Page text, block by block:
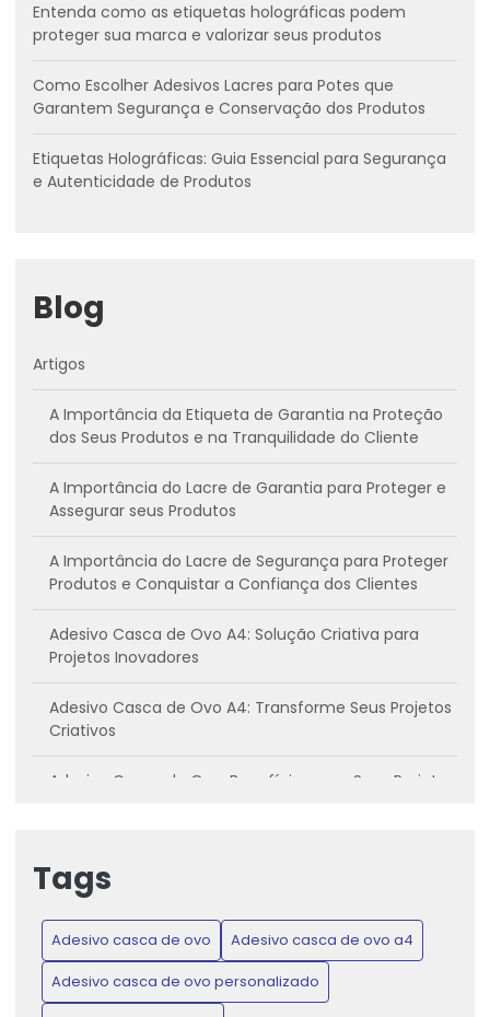
Entenda como as etiquetas holográficas podem
proteger sua marca e valorizar seus produtos
Como Escolher Adesivos Lacres para Potes que
Garantem Segurança e Conservação dos Produtos
Etiquetas Holográficas: Guia Essencial para Segurança
e Autenticidade de Produtos
Blog
Artigos
A Importância da Etiqueta de Garantia na Proteção
dos Seus Produtos e na Tranquilidade do Cliente
A Importância do Lacre de Garantia para Proteger e
Assegurar seus Produtos
A Importância do Lacre de Segurança para Proteger
Produtos e Conquistar a Confiança dos Clientes
Adesivo Casca de Ovo A4: Solução Criativa para
Projetos Inovadores
Adesivo Casca de Ovo A4: Transforme Seus Projetos
Criativos
Adesivo Casca de Ovo: Benefícios para Seus Projetos
como utilizar
Adesivo Casca de Ovo: Inovação para Projetos
Criativos e Práticos
Adesivo Casca de Ovo: Proteja Produtos e Ganhe
Tags
Adesivo casca de ovo
Adesivo casca de ovo a4
Adesivo casca de ovo personalizado